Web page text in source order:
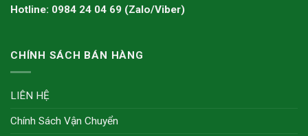
Hotline: 0984 24 04 69 (Zalo/Viber)
CHÍNH SÁCH BÁN HÀNG
LIÊN HỆ
Chính Sách Vận Chuyển